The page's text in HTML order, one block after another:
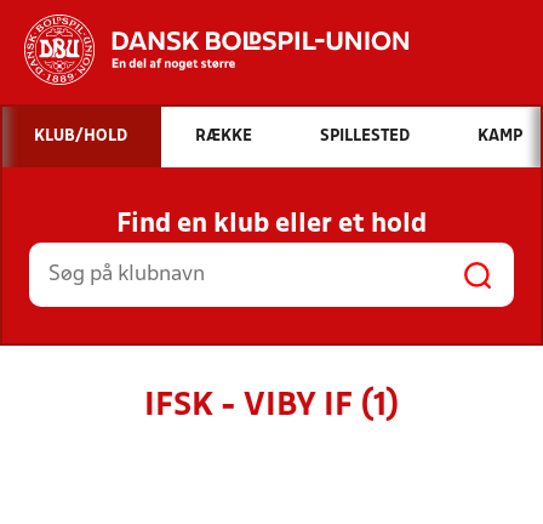
Hvad vil du søge efter?
INDHOLD OG NYHEDER
STILLINGER, RESULTATER, KLUBBER OG
HOLD
KLUB/HOLD RÆKKE SPILLESTED KAMP
Find en klub eller et hold
IFSK - VIBY IF (1)